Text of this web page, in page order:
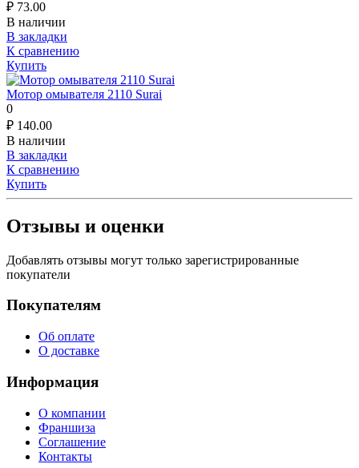
₽ 73.00
В наличии
В закладки
К сравнению
Купить
Мотор омывателя 2110 Surai
0
₽ 140.00
В наличии
В закладки
К сравнению
Купить
Отзывы и оценки
Добавлять отзывы могут только зарегистрированные
покупатели
Покупателям
Об оплате
О доставке
Информация
О компании
Франшиза
Соглашение
Контакты